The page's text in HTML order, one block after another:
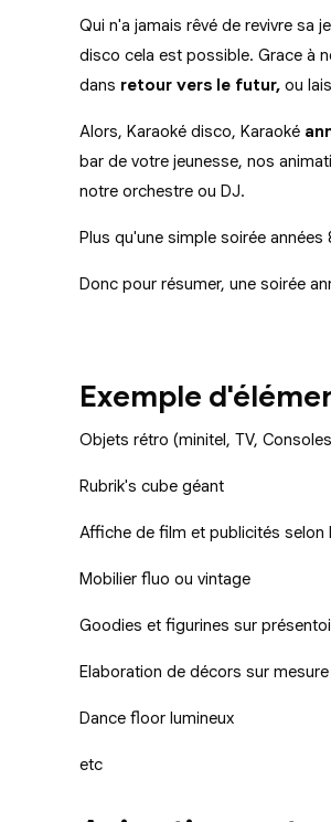
Qui n'a jamais rêvé de revivre sa
disco cela est possible. Grace à
dans retour vers le futur, ou
Alors, Karaoké disco, Karaoké
bar de votre jeunesse, nos
notre orchestre ou DJ.
Plus qu'une simple soirée
Donc pour résumer, une soirée
Exemple
Objets rétro (minitel, TV,
Rubrik's cube géant
Affiche de film et publicités selon
Mobilier fluo ou vintage
Goodies et figurines sur
Elaboration de décors sur mesure
Dance floor lumineux
etc